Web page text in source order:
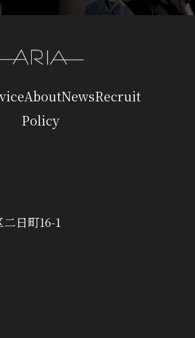
AboutNewsRecruit
Policy
日町16-1